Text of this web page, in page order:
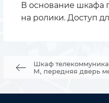
В основание шкафа
на ролики. Доступ
Шкаф
М, передняя дверь